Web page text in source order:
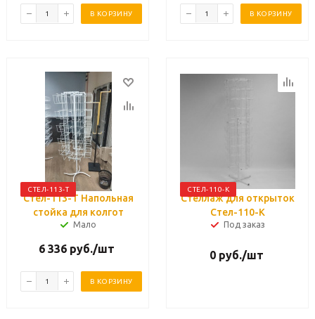
В КОРЗИНУ В КОРЗИНУ
СТЕЛ-113-Т
Стел-113-Т Напольная
стойка для колгот
Мало
6 336 руб./шт
В КОРЗИНУ
СТЕЛ-110-К
Стеллаж для открыток
Стел-110-К
Под заказ
0руб./шт